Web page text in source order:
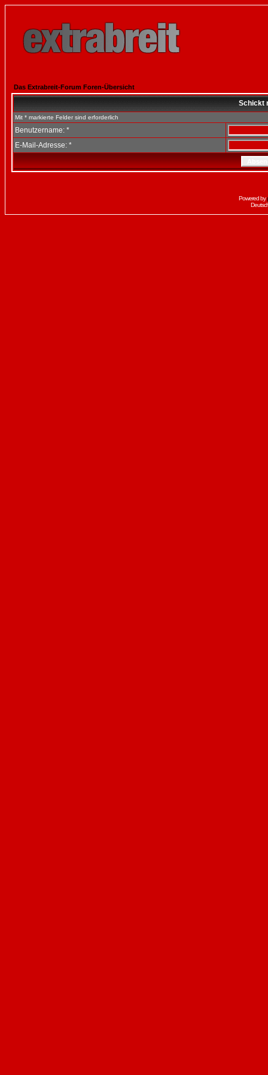
Das Extrabreit-Forum Foren-Übersicht
Schickt
Mit * markierte Felder sind erforderlich
Benutzername: *
E-Mail-Adresse: *
Powered by